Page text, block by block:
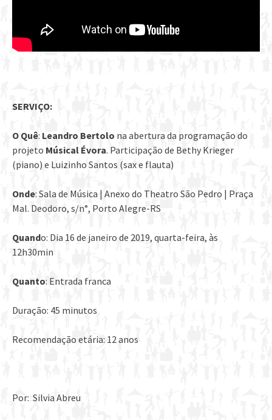
SERVIÇO:
O Quê: Leandro Bertolo na abertura da programação do
projeto Músical Évora. Participação de Bethy Krieger
(piano) e Luizinho Santos (sax e flauta)
Onde: Sala de Música | Anexo do Theatro São Pedro | Praça
Mal. Deodoro, s/n°, Porto Alegre-RS
Quando: Dia 16 de janeiro de 2019, quarta-feira, às
12h30min
Quanto: Entrada franca
Duração: 45 minutos
Recomendação etária: 12 anos
Por: Silvia Abreu